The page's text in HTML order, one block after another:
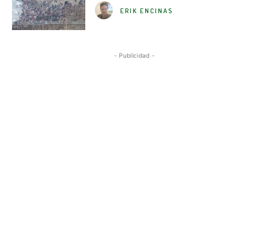
ERIK ENCINAS
- Publicidad -